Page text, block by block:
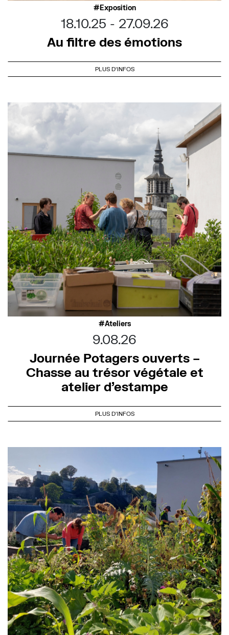
Exposition
18.10.25
27.09.26
Au filtre des émotions
PLUS D'INFOS
Ateliers
9.08.26
Journée Potagers ouverts –
Chasse au trésor végétale et
atelier d’estampe
PLUS D'INFOS